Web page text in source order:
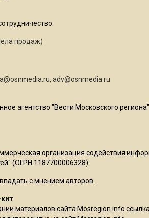
продаж)
, adv@osnmedia.ru
агентство "Вести Московского
организация содействия
(ОГРН 1187700006328).
с мнением авторов.
материалов сайта Mosregion.info